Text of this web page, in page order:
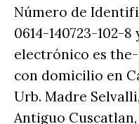
Número de
0614-140723-102-
electrónico es
con domicilio en
Urb. Madre
Antiguo